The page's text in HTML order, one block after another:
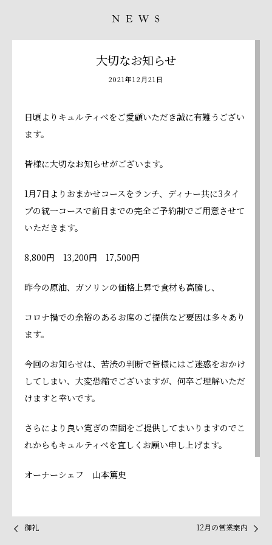
大切なお知らせ
2021年12月21日
日頃よりキュルティベをご愛顧いただき誠に有難うござい
ます。
皆様に大切なお知らせがございます。
1月7日よりおまかせコースをランチ、ディナー共に3タイ
プの統一コースで前日までの完全ご予約制でご用意させて
いただきます。
8,800円 13,200円 17,500円
昨今の原油、ガソリンの価格上昇で食材も高騰し、
コロナ禍での余裕のあるお席のご提供など要因は多々あり
ます。
今回のお知らせは、苦渋の判断で皆様にはご迷惑をおかけ
してしまい、大変恐縮でございますが、何卒ご理解いただ
けますと幸いです。
さらにより良い寛ぎの空間をご提供してまいりますのでこ
れからもキュルティベを宜しくお願い申し上げます。
オーナーシェフ 山本篤史
御礼 12月の営業案内